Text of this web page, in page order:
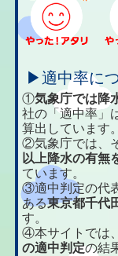
▶適中率に
①気象庁では降
社の「適中率」
算出しています。
②気象庁では、
以上降水の有無
ています。
③適中判定の代
ある東京都千代
す。
④本サイトでは
の適中判定の結